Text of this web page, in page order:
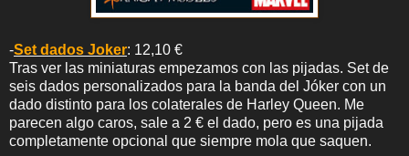
-Set dados Joker: 12,10 €
Tras ver las miniaturas empezamos con las pijadas. Set de
seis dados personalizados para la banda del Jóker con un
dado distinto para los colaterales de Harley Queen. Me
parecen algo caros, sale a 2 € el dado, pero es una pijada
completamente opcional que siempre mola que saquen.